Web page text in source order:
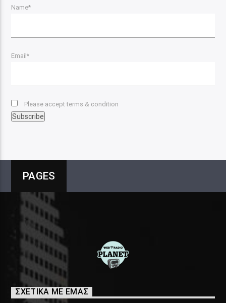
Name*
Email*
Please accept terms & condition
PAGES
ΣΧΕΤΙΚΑ ΜΕ ΕΜΑΣ